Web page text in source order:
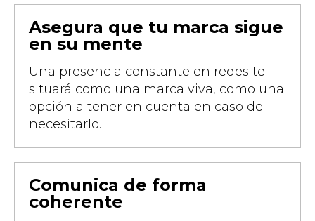
Asegura que tu marca sigue
en su mente
Una presencia constante en redes te
situará como una marca viva, como una
opción a tener en cuenta en caso de
necesitarlo.
Comunica de forma
coherente